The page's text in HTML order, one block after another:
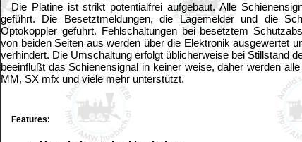
Die Platine ist strikt potentialfrei aufgebaut. Alle
geführt. Die Besetztmeldungen, die Lagemelder und die
Optokoppler geführt. Fehlschaltungen bei besetztem
von beiden Seiten aus werden über die Elektronik ausgewertet
verhindert. Die Umschaltung erfolgt üblicherweise bei Stillstand
beeinflußt das Schienensignal in keiner weise, daher werden
MM, SX mfx und viele mehr unterstützt.
Features: